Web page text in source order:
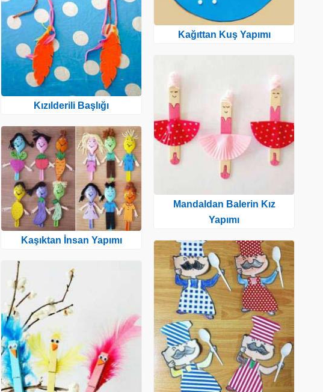
Kızılderili Başlığı
Kaşıktan İnsan Yapımı
Kağıttan Kuş Yapımı
Mandaldan Balerin Kız
Yapımı